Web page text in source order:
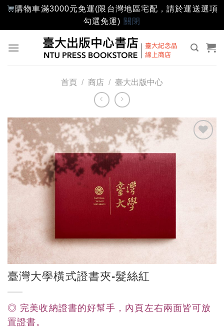
購物車滿3000元免運(限台灣地區宅配，請於運送選項
勾選免運) 關閉
首頁 / 商店 / 臺大出版中心
臺灣大學橫式證書夾-髮絲紅
◎ 完美收納證書的好幫手，內頁左右兩面皆可放
置證書。